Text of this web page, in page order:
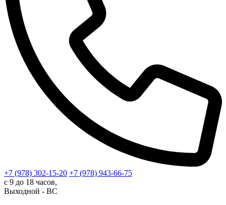
+7 (978) 302-15-20 +7 (978) 943-66-75
с 9 до 18 часов,
Выходной - ВС